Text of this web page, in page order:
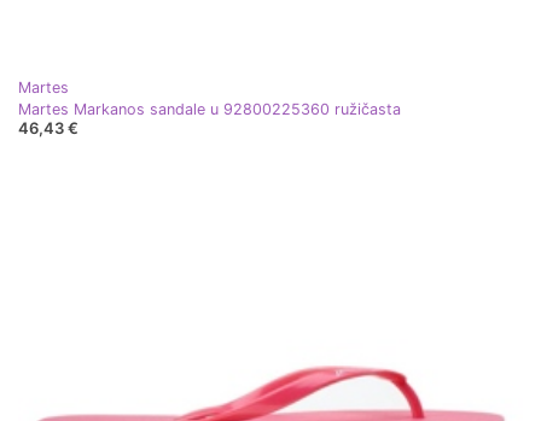
Martes
Martes Markanos sandale u 92800225360 ružičasta
46,43 €